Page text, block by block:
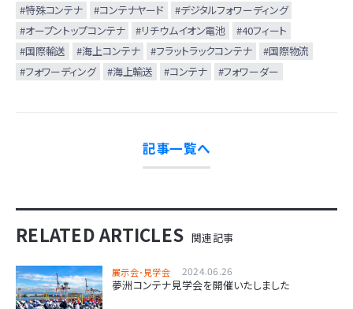
#特殊コンテナ
#コンテナヤード
#デジタルフォワーディング
#オープントップコンテナ
#リチウムイオン電池
#40フィート
#国際輸送
#海上コンテナ #フラットラックコンテナ
#国際物流
#フォワーディング
#海上輸送 #コンテナ #フォワーダー
記事一覧へ
RELATED ARTICLES 関連記事
展示会･見学会 2024.06.26
夢洲コンテナ見学会を開催いたしました